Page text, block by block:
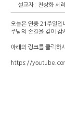
설교자 : 천상화 세
오늘은 연중 21주일입
주님의 손길을 깊이 감
아래의 링크를 클릭하
https://